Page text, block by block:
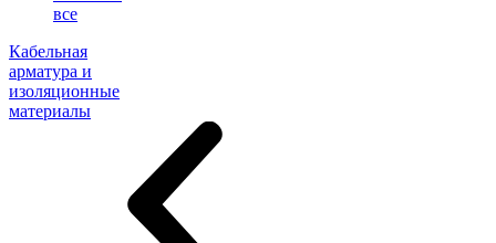
все
Кабельная
арматура и
изоляционные
материалы